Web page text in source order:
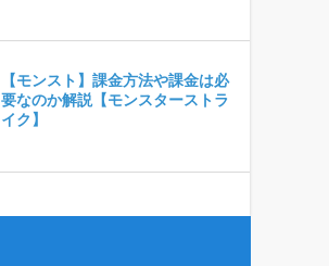
【モンスト】課金方法や課金は必
要なのか解説【モンスターストラ
イク】